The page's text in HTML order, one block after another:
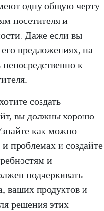
одну общую черту
посетителя и
Даже если вы
предложениях, на
к
создать
вы должны хорошо
как можно
проблемах и создайте
и
подчеркивать
ваших продуктов и
решения этих